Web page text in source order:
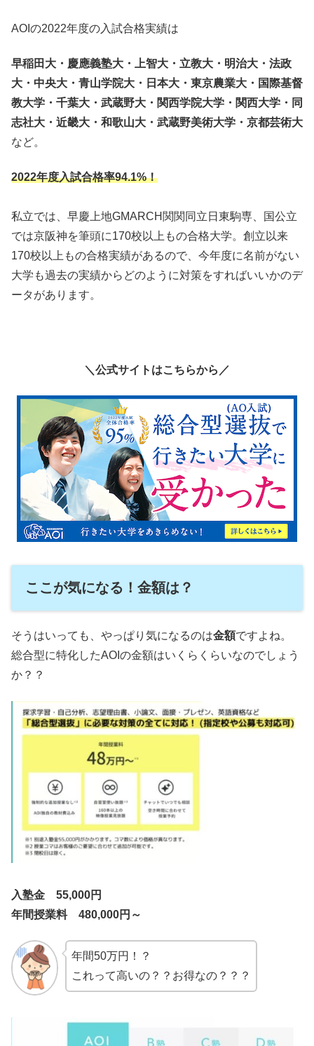
AOIの2022年度の入試合格実績は
早稲田大・慶應義塾大・上智大・立教大・明治大・法政
大・中央大・青山学院大・日本大・東京農業大・国際基督
教大学・千葉大・武蔵野大・関西学院大学・関西大学・同
志社大・近畿大・和歌山大・武蔵野美術大学・京都芸術大
など。
2022年度入試合格率94.1%！
私立では、早慶上地GMARCH関関同立日東駒専、国公立
では京阪神を筆頭に170校以上もの合格大学。創立以来
170校以上もの合格実績があるので、今年度に名前がない
大学も過去の実績からどのように対策をすればいいかのデ
ータがあります。
＼公式サイトはこちらから／
ここが気になる！金額は？
そうはいっても、やっぱり気になるのは金額ですよね。
総合型に特化したAOIの金額はいくらくらいなのでしょう
か？？
入塾金 55,000円
年間授業料 480,000円～
年間50万円！？
これって高いの？？お得なの？？？